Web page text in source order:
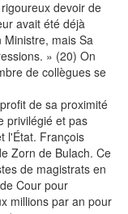
devoir de
avait été déjà
mais Sa
» (20) On
de collègues se
de sa proximité
privilégié et pas
l'État. François
Zorn de Bulach. Ce
de magistrats en
Cour pour
millions par an pour